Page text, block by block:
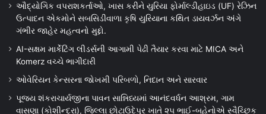
ઔદ્યોગિક વપરાશકર્તાઓ, ખાસ કરીને યુરિયા ફોર્માલ્ડીહાઇડ (UF) રેઝિન
ઉત્પાદન એકમોને સબસિડીવાળા કૃષિ યુરિયાના કથિત ડાયવર્ઝન અંગે
ગંભીર જાહેર મહત્વનો મુદ્દો.
AI-સક્ષમ માર્કેટિંગ લીડર્સની આગામી પેઢી તૈયાર કરવા માટે MICA અને
Komerz વચ્ચે ભાગીદારી
ઓવેરિયન કેન્સરના જોખમી પરિબળો, નિદાન અને સારવાર
પૂજ્ય શંકરાચાર્યજીના પાવન સાન્નિધ્યમાં આનંદવર્ધન આશ્રમ, ગામ
વાસણા (કોશીન્દ્રા), જિલ્લા છોટાઉદેપુર ખાતે ૨૫ ભાઈ-બહેનોએ સ્વૈચ્છિક